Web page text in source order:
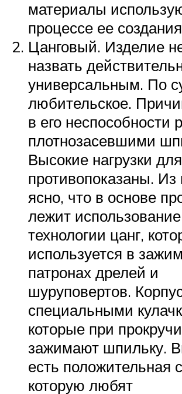
материалы
процессе ее
Цанговый. Изделие
назвать
универсальным. По
любительское.
в его неспособности
плотнозасевшими
Высокие нагрузки
противопоказаны. Из
ясно, что в основе
лежит использование
технологии цанг,
используется в
патронах дрелей и
шуруповертов.
специальными
которые при
зажимают шпильку.
есть положительная
которую любят